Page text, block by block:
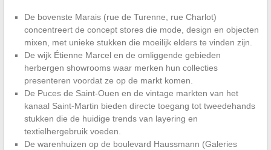
De bovenste Marais (rue de Turenne, rue Charlot)
concentreert de concept stores die mode, design en objecten
mixen, met unieke stukken die moeilijk elders te vinden zijn.
De wijk Étienne Marcel en de omliggende gebieden
herbergen showrooms waar merken hun collecties
presenteren voordat ze op de markt komen.
De Puces de Saint-Ouen en de vintage markten van het
kanaal Saint-Martin bieden directe toegang tot tweedehands
stukken die de huidige trends van layering en
textielhergebruik voeden.
De warenhuizen op de boulevard Haussmann (Galeries